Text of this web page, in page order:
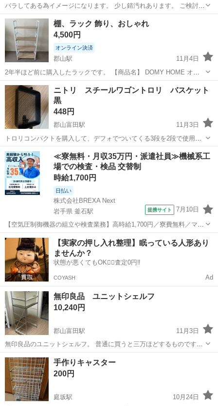
バラしてある為イメージになります。 少し錆汚れあります。 ご検討よ
ろしくお願いします。
福島 会津若松市 西若松駅 収納家具
棚、ラック 飾り、おしゃれ
4,500円
オンライン決済
郡山駅
11月4日
2年半ほど前に購入したラックです。 【商品名】 DOMY HOME オー
プンシェルフ ラック 【購入時価格】8480円ぐらい 【サイズ】28奥行
き x 60幅 x 高さ122 (cm)（大体です） 4段 重量: 約11kg ...
福島 郡山市 郡山駅 ラック
ニトリ スチールワゴントロリ バスケット
黒
448円
郡山富田駅
11月3日
トロリコンパクトを購入して、デフォでついてくる3段を2段で使用し
ているため不要になったパーツです。 一度も使用していないため状態
は綺麗です。 バスケット単体での販売は無いようなので、無くしてし
まった人、トロリのレギュラーに棚...
福島 郡山市 郡山富田駅 収納家具 バスケット
≪寮無料・月収35万円・派遣社員≫機械系工
場での検査・検品 交替制
時給1,700円
日払い
株式会社BREXA Next
岩手県 釜石駅
提携サイト 7月10日
【空気圧制御機器の組立や検査業務】高時給1,700円／寮費無料／マイ
カー通勤OK＆工場敷地内に無料駐車場あり 人気の工場のお仕事 ◇空
気圧制御機器（シリンダ、バルブ等）の製造・組立、検査、梱包、入
出荷業務◇ ＊大手メーカー...
岩手 釜石市 釜石駅 その他
【実家の押し入れ整理】眠っている人形あり
ませんか？
状態が悪くてもOK🙆‍♀️査定0円‼️
COYASH Ad
無印良品 ユニットシェルフ
10,240円
郡山富田駅
11月3日
無印良品のユニットシェルフ。 普通に買うと三万ほどするものです。
【商品に関する注意】 以下の内容にあらかじめご了承の上ご購入くだ
さい。こちらを理由にしての返金は対応いたしかねます。 1:写真で分
かる通り若干の使用感があり...
福島 郡山市 郡山富田駅
手作りキャスター
200円
庭坂駅
10月24日